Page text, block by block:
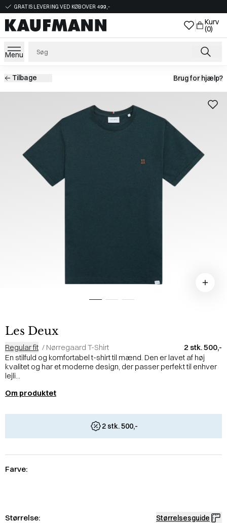
GRATIS LEVERING VED KØB OVER 499,-
Kurv
(0)
Menu
Tilbage Brug for hjælp?
Les Deux
Regular fit / Nørregaard T-Shirt
2 stk. 500,-
En stilfuld og komfortabel t-shirt til mænd. Den er lavet af høj
kvalitet og har et moderne design, der passer perfekt til enhver
lejli...
Om produktet
2 stk. 500,-
Farve:
Størrelse: Størrelsesguide